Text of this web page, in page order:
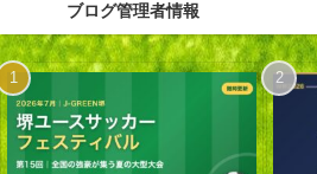
ブログ管理者情報